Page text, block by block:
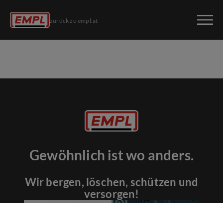
zurück zu empl.at
Gewöhnlich ist wo anders.
Wir bergen, löschen, schützen und
versorgen!